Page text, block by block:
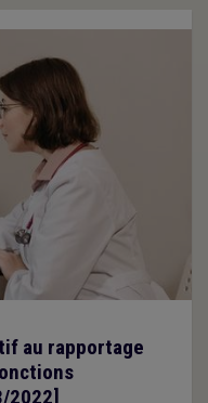
au rapportage
2022]